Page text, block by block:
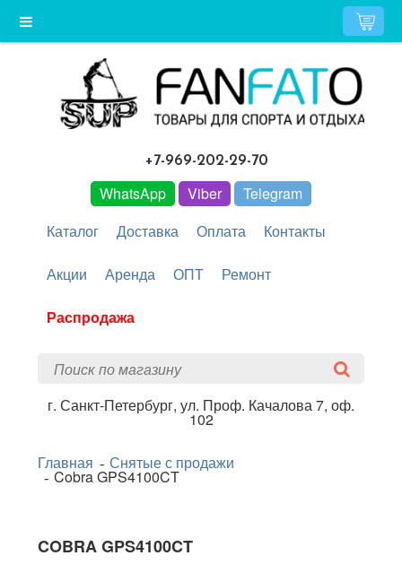
+7-969-202-29-70
WhatsApp Viber
Telegram
Каталог
Доставка Оплата Контакты
Акции Аренда ОПТ Ремонт
Распродажа
г. Санкт-Петербург, ул. Проф. Качалова 7, оф.
102
Главная Снятые с продажи
Cobra GPS4100CT
COBRA GPS4100CT